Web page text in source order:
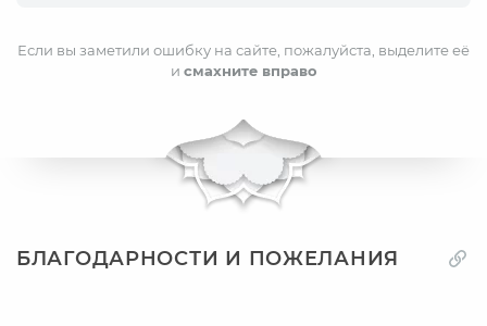
Если вы заметили ошибку на сайте, пожалуйста, выделите её
и смахните вправо
БЛАГОДАРНОСТИ И ПОЖЕЛАНИЯ